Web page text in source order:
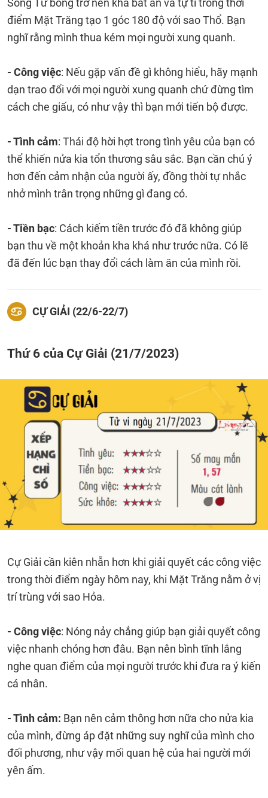
Song Tử bỗng trở nên khá bất an và tự ti trong thời
điểm Mặt Trăng tạo 1 góc 180 độ với sao Thổ. Bạn
nghĩ rằng mình thua kém mọi người xung quanh.
- Công việc: Nếu gặp vấn đề gì không hiểu, hãy mạnh
dạn trao đổi với mọi người xung quanh chứ đừng tìm
cách che giấu, có như vậy thì bạn mới tiến bộ được.
- Tình cảm: Thái độ hời hợt trong tình yêu của bạn có
thể khiến nửa kia tổn thương sâu sắc. Bạn cần chú ý
hơn đến cảm nhận của người ấy, đồng thời tự nhắc
nhở mình trân trọng những gì đang có.
- Tiền bạc: Cách kiếm tiền trước đó đã không giúp
bạn thu về một khoản kha khá như trước nữa. Có lẽ
đã đến lúc bạn thay đổi cách làm ăn của mình rồi.
CỰ GIẢI (22/6-22/7)
Thứ 6 của Cự Giải (21/7/2023)
Cự Giải cần kiên nhẫn hơn khi giải quyết các công việc
trong thời điểm ngày hôm nay, khi Mặt Trăng nằm ở vị
trí trùng với sao Hỏa.
- Công việc: Nóng nảy chẳng giúp bạn giải quyết công
việc nhanh chóng hơn đâu. Bạn nên bình tĩnh lắng
nghe quan điểm của mọi người trước khi đưa ra ý kiến
cá nhân.
- Tình cảm: Bạn nên cảm thông hơn nữa cho nửa kia
của mình, đừng áp đặt những suy nghĩ của mình cho
đối phương, như vậy mối quan hệ của hai người mới
yên ấm.